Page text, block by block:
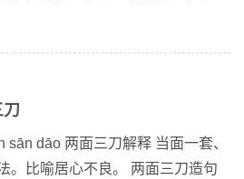
dāo 两面三刀解释 当面一套、
。比喻居心不良。 两面三刀造句